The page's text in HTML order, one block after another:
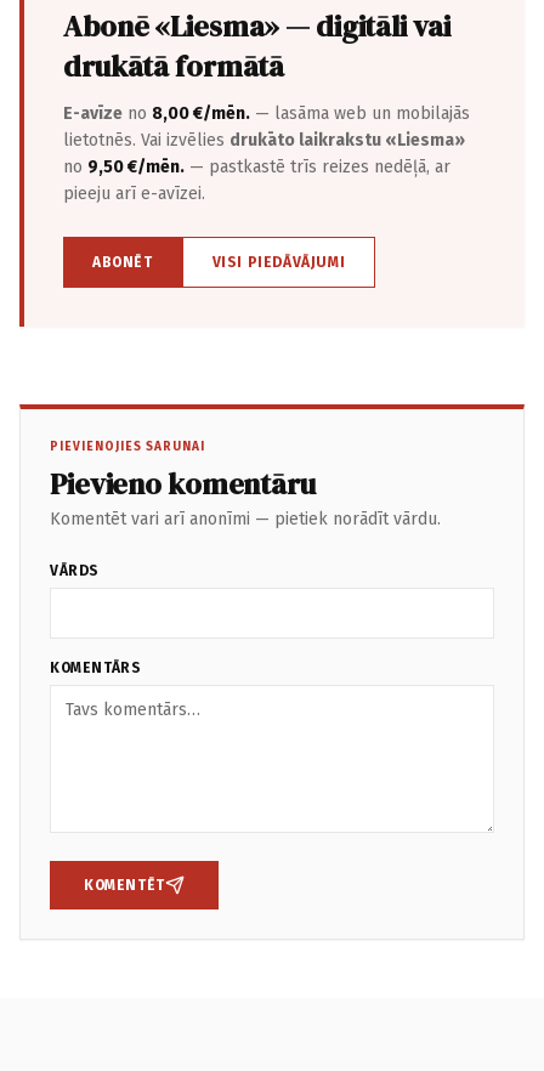
Abonē «Liesma» — digitāli vai
drukātā formātā
E-avīze no 8,00 €/mēn. — lasāma web un mobilajās
lietotnēs. Vai izvēlies drukāto laikrakstu «Liesma»
no 9,50 €/mēn. — pastkastē trīs reizes nedēļā, ar
pieeju arī e-avīzei.
ABONĒT VISI PIEDĀVĀJUMI
PIEVIENOJIES SARUNAI
Pievieno komentāru
Komentēt vari arī anonīmi — pietiek norādīt vārdu.
VĀRDS
KOMENTĀRS
KOMENTĒT